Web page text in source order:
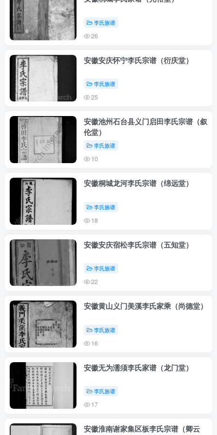
李氏族谱
26
安徽安庆怀宁李氏宗谱（衍庆堂）
李氏族谱
25
安徽池州石台县义门启田李氏宗谱（叙
伦堂）
李氏族谱
10
安徽桐城龙河李氏宗谱（绵远堂）
李氏族谱
18
安徽安庆宿松李氏宗谱（五知堂）
李氏族谱
22
安徽黄山义门美溪李氏家乘（尚德堂）
李氏族谱
16
安徽无为濡须李氏家谱（龙门堂）
李氏族谱
17
安徽淮南谢家集区板李氏宗谱（卿云